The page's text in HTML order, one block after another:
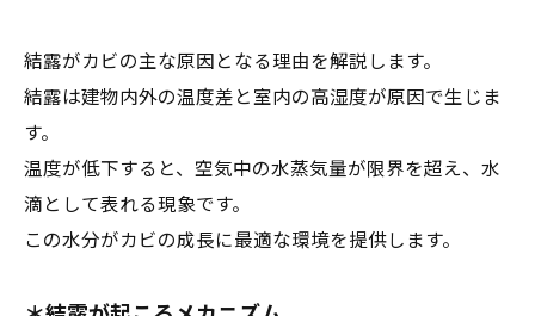
結露がカビの主な原因となる理由を解説します。
結露は建物内外の温度差と室内の高湿度が原因で生じま
す。
温度が低下すると、空気中の水蒸気量が限界を超え、水
滴として表れる現象です。
この水分がカビの成長に最適な環境を提供します。